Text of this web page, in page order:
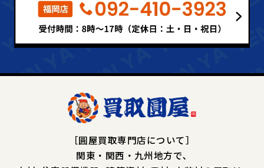
［圓屋買取専門店について］
関東・関西・九州地方で､